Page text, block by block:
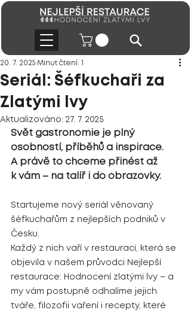
Seriál: Šéfkuchaři za
Zlatými lvy
20. 7. 2025 Minut čtení: 1
Aktualizováno: 27. 7. 2025
Svět gastronomie je plný
osobností, příběhů a inspirace.
A právě to chceme přinést až
k vám – na talíř i do obrazovky.
Startujeme nový seriál věnovaný
šéfkuchařům z nejlepších podniků v
Česku.
Každý z nich vaří v restauraci, která se
objevila v našem průvodci Nejlepší
restaurace: Hodnocení zlatými lvy – a
my vám postupně odhalíme jejich
tváře, filozofii vaření i recepty, které